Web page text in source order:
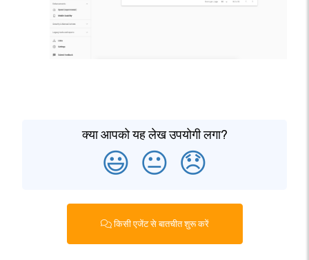
क्या आपको यह लेख उपयोगी लगा?
😃 😐 😞
किसी एजेंट से बातचीत शुरू करें